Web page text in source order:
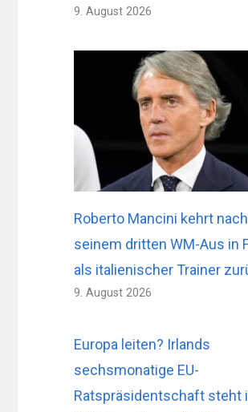
9. August 2026
Roberto Mancini kehrt nach
seinem dritten WM-Aus in
als italienischer Trainer
9. August 2026
Europa leiten? Irlands
sechsmonatige EU-
Ratspräsidentschaft steht